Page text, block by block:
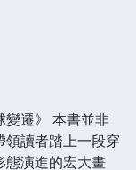
變遷》 本書並非
讀者踏上一段穿
態演進的宏大畫